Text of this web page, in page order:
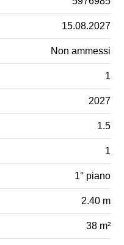
15.08.2027
Non ammessi
1
2027
1.5
1
1° piano
2.40 m
38 m²